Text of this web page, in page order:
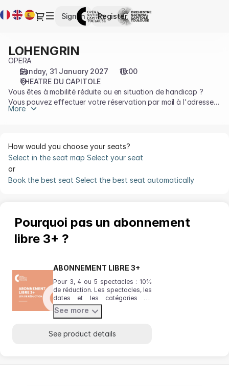
Current
Dialog
Sign in Register
selection
CAPITOLE
31.01.2027
15:00
Orchestre
national
du
Toulouse
LOHENGRIN
LOHENGRIN
OPERA
Sunday, 31 January 2027
15:00
THEATRE DU CAPITOLE
Vous êtes à mobilité réduite ou en situation de handicap ?
Vous pouvez effectuer votre réservation par mail à l'adresse
accessibilité@capitole.toulouse.fr ou au 05 67 73 83 19.
More
How would you choose your seats?
Select in the seat map Select your seat
or
Book the best seat Select the best seat automatically
Pourquoi pas un abonnement
libre 3+ ?
ABONNEMENT LIBRE 3+
Pour 3, 4 ou 5 spectacles : 10%
de réduction. Les spectacles, les
dates et les catégories de
places de votre choix. Pensez à
vérifier votre emplacement dans
panier.
See more
See product details